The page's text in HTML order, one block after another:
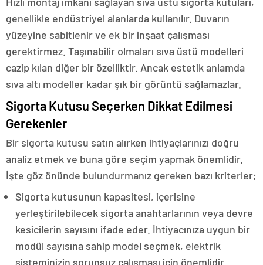
genellikle endüstriyel alanlarda kullanılır. Duvarın
yüzeyine sabitlenir ve ek bir inşaat çalışması
gerektirmez. Taşınabilir olmaları sıva üstü modelleri
cazip kılan diğer bir özelliktir. Ancak estetik anlamda
sıva altı modeller kadar şık bir görüntü sağlamazlar.
Sigorta Kutusu Seçerken Dikkat Edilmesi
Gerekenler
Bir sigorta kutusu satın alırken ihtiyaçlarınızı doğru
analiz etmek ve buna göre seçim yapmak önemlidir.
İşte göz önünde bulundurmanız gereken bazı kriterler;
Sigorta kutusunun kapasitesi, içerisine
yerleştirilebilecek sigorta anahtarlarının veya devre
kesicilerin sayısını ifade eder. İhtiyacınıza uygun bir
modül sayısına sahip model seçmek, elektrik
sisteminizin sorunsuz çalışması için önemlidir.